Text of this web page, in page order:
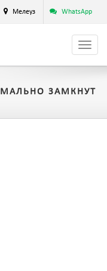
Мелеуз WhatsApp
ЗАМКНУТ